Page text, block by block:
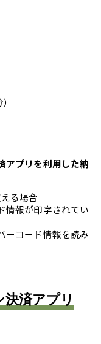
アプリを利用した納
る場合
情報が印字されてい
ーコード情報を読み
済アプリ